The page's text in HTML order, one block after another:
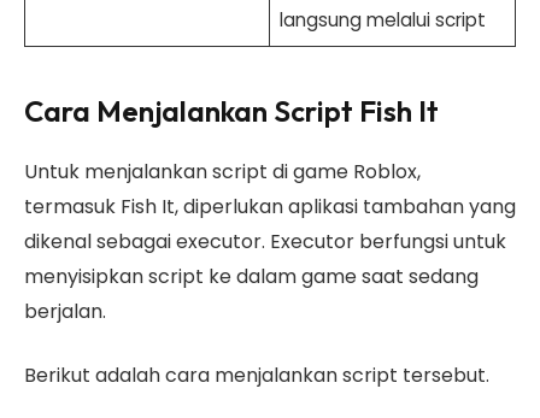
langsung melalui script
Cara Menjalankan Script Fish It
Untuk menjalankan script di game Roblox,
termasuk Fish It, diperlukan aplikasi tambahan yang
dikenal sebagai executor. Executor berfungsi untuk
menyisipkan script ke dalam game saat sedang
berjalan.
Berikut adalah cara menjalankan script tersebut.